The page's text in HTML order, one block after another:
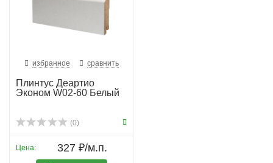
избранное сравнить
Плинтус Деартио
Эконом W02-60 Белый
(0)
Цена: 327 ₽/м.п.